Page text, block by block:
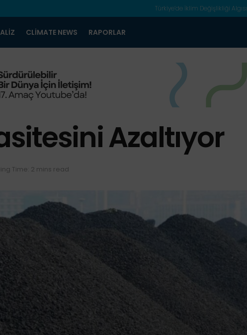
Türkiye’de İklim Değişlikliği Algısı
CLIMATE NEWS RAPORLAR
Azaltıyor
Time: 2 mins read